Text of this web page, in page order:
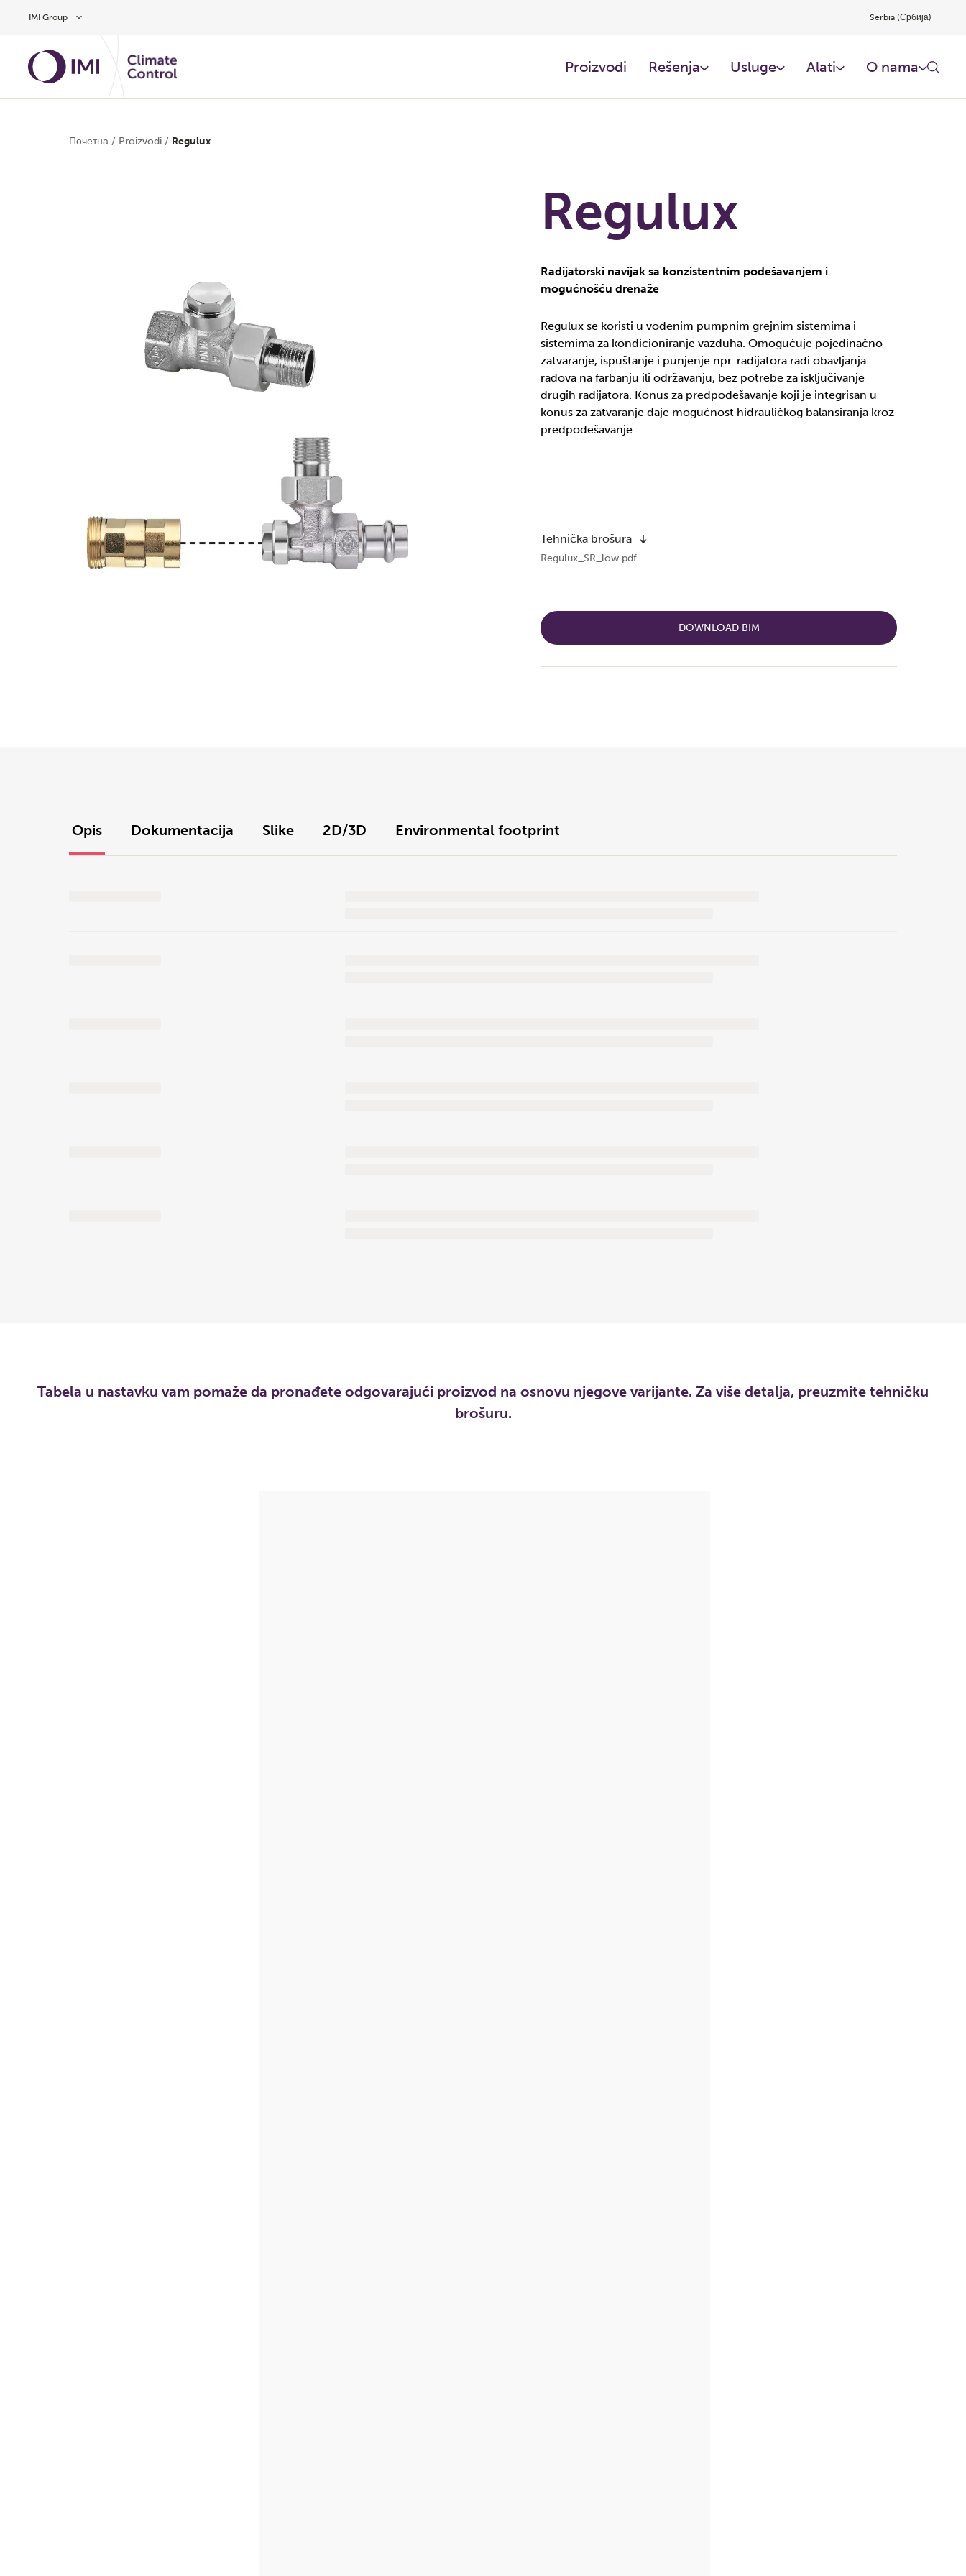
IMI Group Serbia (Србија)
Proizvodi Rešenja Usluge Alati O nama
Почетна / Proizvodi / Regulux
Regulux
Radijatorski navijak sa konzistentnim podešavanjem i
mogućnošću drenaže
Regulux se koristi u vodenim pumpnim grejnim sistemima i
sistemima za kondicioniranje vazduha. Omogućuje pojedinačno
zatvaranje, ispuštanje i punjenje npr. radijatora radi obavljanja
radova na farbanju ili održavanju, bez potrebe za isključivanje
drugih radijatora. Konus za predpodešavanje koji je integrisan u
konus za zatvaranje daje mogućnost hidrauličkog balansiranja kroz
predpodešavanje.
Tehnička brošura
Regulux_SR_low.pdf
DOWNLOAD BIM
Opis Dokumentacija Slike 2D/3D Environmental footprint
Tabela u nastavku vam pomaže da pronađete odgovarajući proizvod na osnovu njegove varijante. Za više detalja, preuzmite tehničku
brošuru.